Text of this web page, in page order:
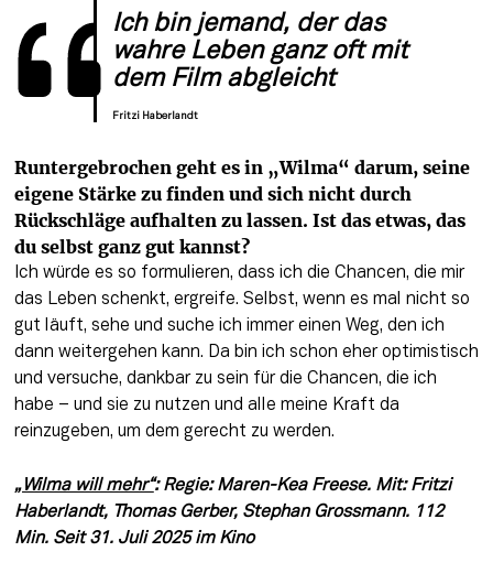
Ich bin jemand, der das
wahre Leben ganz oft mit
dem Film abgleicht
Fritzi Haberlandt
Runtergebrochen geht es in „Wilma“ darum, seine
eigene Stärke zu finden und sich nicht durch
Rückschläge aufhalten zu lassen. Ist das etwas, das
du selbst ganz gut kannst?
Ich würde es so formulieren, dass ich die Chancen, die mir
das Leben schenkt, ergreife. Selbst, wenn es mal nicht so
gut läuft, sehe und suche ich immer einen Weg, den ich
dann weitergehen kann. Da bin ich schon eher optimistisch
und versuche, dankbar zu sein für die Chancen, die ich
habe – und sie zu nutzen und alle meine Kraft da
reinzugeben, um dem gerecht zu werden.
„Wilma will mehr“: Regie: Maren-Kea Freese. Mit: Fritzi
Haberlandt, Thomas Gerber, Stephan Grossmann. 112
Min. Seit 31. Juli 2025 im Kino